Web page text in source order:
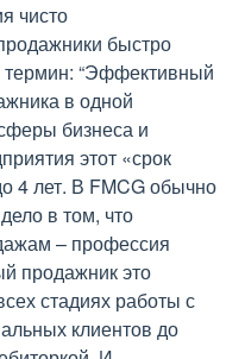
чисто
быстро
термин: “Эффективный
в одной
бизнеса и
этот «срок
4 лет. В FMCG обычно
в том, что
– профессия
продажник это
стадиях работы с
клиентов до